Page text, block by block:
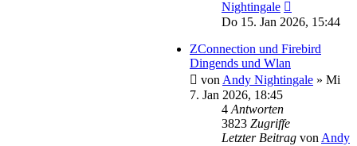
Nightingale
Do 15. Jan 2026, 15:44
ZConnection und Firebird
Dingends und Wlan
von Andy Nightingale » Mi
7. Jan 2026, 18:45
4 Antworten
3823 Zugriffe
Letzter Beitrag von Andy